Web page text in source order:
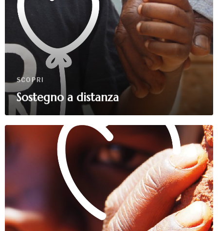
SCOPRI
Sostegno a distanza